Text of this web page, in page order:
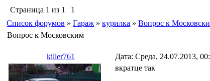
Страница 1 из 1
1
Список форумов » Гараж » курилка » Вопрос к
Вопрос к Московским
killer761 Дата: Среда, 24.07.2013,
вкратце так